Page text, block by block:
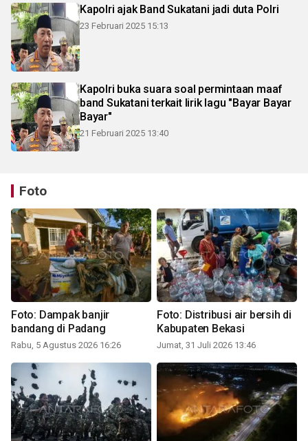
Kapolri ajak Band Sukatani jadi duta Polri
23 Februari 2025 15:13
Kapolri buka suara soal permintaan maaf
band Sukatani terkait lirik lagu "Bayar Bayar
Bayar"
21 Februari 2025 13:40
Foto
Foto: Dampak banjir
bandang di Padang
Rabu, 5 Agustus 2026 16:26
Foto: Distribusi air bersih di
Kabupaten Bekasi
Jumat, 31 Juli 2026 13:46